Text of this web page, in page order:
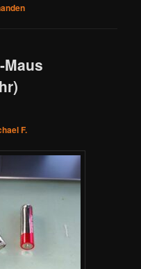
F.